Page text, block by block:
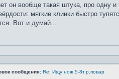
он вообще такая штука, про одну
мягкие клинки быстро
Вот и думай...
сообщения: Re: Ищу нож.5-8т.р.повар